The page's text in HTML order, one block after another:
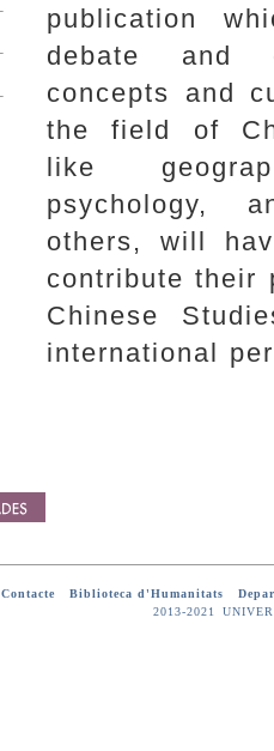
publication
debate and
concepts and
the field of
like
psychology,
others, will
contribute their
Chinese
international
Contacte Biblioteca d'Humanitats
2013-2021